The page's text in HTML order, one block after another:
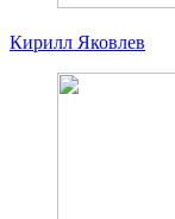
Кирилл Яковлев